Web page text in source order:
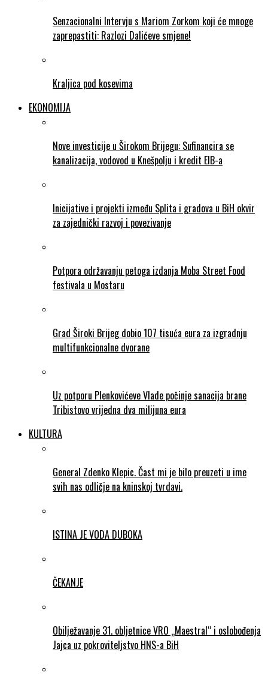
Senzacionalni Intervju s Mariom Zorkom koji će mnoge
zaprepastiti: Razlozi Dalićeve smjene!
Kraljica pod kosevima
EKONOMIJA
Nove investicije u Širokom Brijegu: Sufinancira se
kanalizacija, vodovod u Knešpolju i kredit EIB-a
Inicijative i projekti između Splita i gradova u BiH okvir
za zajednički razvoj i povezivanje
Potpora održavanju petoga izdanja Moba Street Food
festivala u Mostaru
Grad Široki Brijeg dobio 107 tisuća eura za izgradnju
multifunkcionalne dvorane
Uz potporu Plenkovićeve Vlade počinje sanacija brane
Tribistovo vrijedna dva milijuna eura
KULTURA
General Zdenko Klepic. Čast mi je bilo preuzeti u ime
svih nas odličje na kninskoj tvrdavi.
ISTINA JE VODA DUBOKA
ČEKANJE
Obilježavanje 31. obljetnice VRO „Maestral“ i oslobođenja
Jajca uz pokroviteljstvo HNS-a BiH